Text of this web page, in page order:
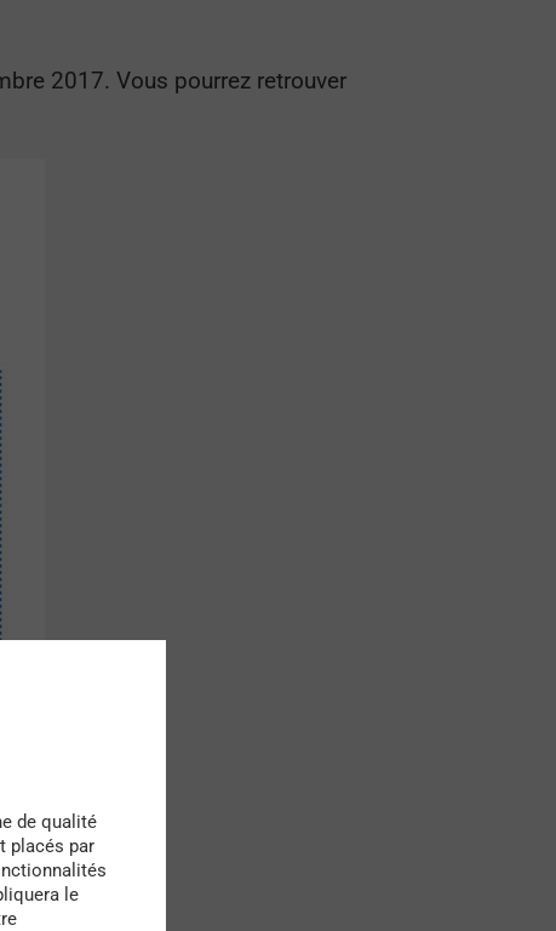
2017. Vous pourrez retrouver
de qualité
placés par
le